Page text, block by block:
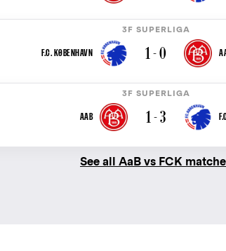
3F SUPERLIGA
F.C. KØBENHAVN 1 - 0
3F SUPERLIGA
AAB 1 - 3
See all AaB vs FCK